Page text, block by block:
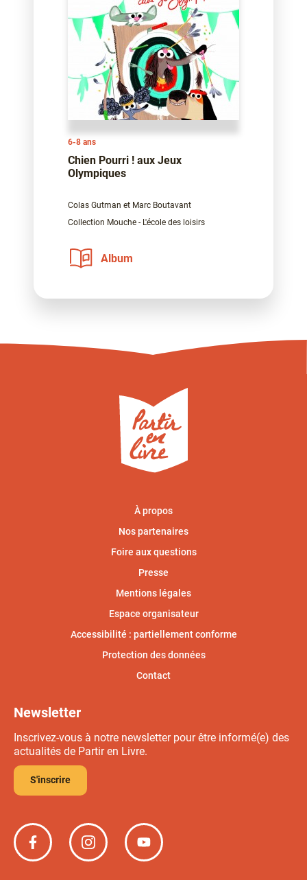
6-8 ans
Chien Pourri ! aux Jeux
Olympiques
Colas Gutman et Marc Boutavant
Collection Mouche - L'école des loisirs
Album
À propos
Nos partenaires
Foire aux questions
Presse
Mentions légales
Espace organisateur
Accessibilité : partiellement conforme
Protection des données
Contact
Newsletter
Inscrivez-vous à notre newsletter pour être informé(e) des
actualités de Partir en Livre.
S'inscrire
Partir
en
Partir
en
Partir
en